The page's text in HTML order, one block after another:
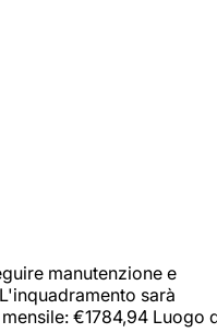
manutenzione e
sarà
€1784,94 Luogo